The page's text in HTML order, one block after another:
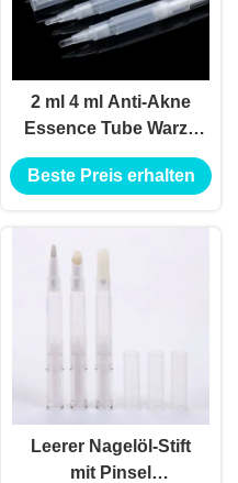
2 ml 4 ml Anti-Akne
Essence Tube Warze
Entfernung
Flüssigkeit Concealer
Verpackung
Beste Preis erhalten
Leerer Nagelöl-Stift
mit Pinsel